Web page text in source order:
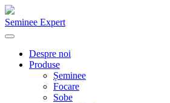
Seminee Expert
Despre noi
Produse
Șeminee
Focare
Sobe